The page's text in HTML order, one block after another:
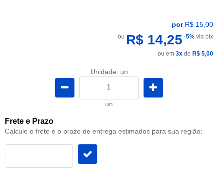
por R$ 15,00
ou R$ 14,25 -5% via pix
ou em 3x de R$ 5,00
Unidade: un
un
Frete e Prazo
Calcule o frete e o prazo de entrega estimados para sua região: